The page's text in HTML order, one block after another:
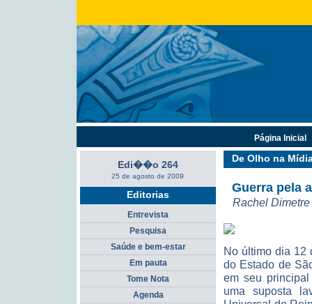
De Olho na
Guerra pela
Rachel Dimetre
No último dia 12
do Estado de
em seu
uma suposta
Edi��o 264
25 de agosto de 2009
Editorias
Entrevista
Pesquisa
Saúde e bem-estar
Em pauta
Tome Nota
Agenda
Página Inicial